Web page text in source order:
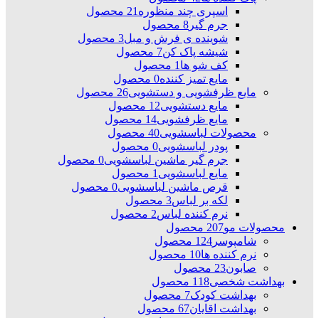
اسپری چند منظوره 21 محصول
جرم گیر 8 محصول
شوینده ی فرش و مبل3 محصول
شیشه پاک کن7 محصول
کف شو ها 1 محصول
مایع تمیز کننده0 محصول
مایع ظرفشویی و دستشویی26 محصول
مایع دستشویی12 محصول
مایع ظرفشویی14 محصول
محصولات لباسشویی40 محصول
پودر لباسشویی0 محصول
جرم گیر ماشین لباسشویی0 محصول
مایع لباسشویی 1 محصول
قرص ماشین لباسشویی0 محصول
لکه بر لباس3 محصول
نرم کننده لباس2 محصول
محصولات مو207 محصول
شامپوسر 124 محصول
نرم کننده ها10 محصول
صابون23 محصول
بهداشت شخصی118 محصول
بهداشت کودک7 محصول
بهداشت اقایان67 محصول